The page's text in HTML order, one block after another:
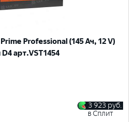
Professional (145 Ач, 12 V)
арт.VST1454
3 923 руб.
в Сплит